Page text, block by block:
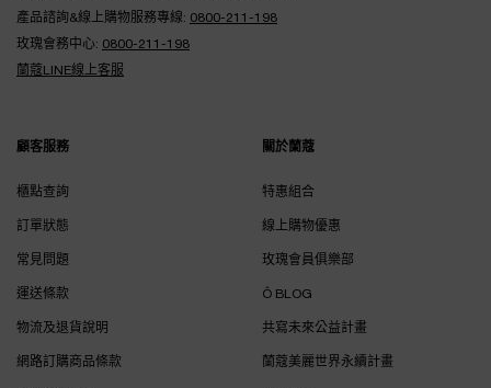
產品諮詢&線上購物服務專線: 0800-211-198
玫瑰會務中心: 0800-211-198
蘭蔻LINE線上客服
顧客服務
櫃點查詢
訂單狀態
常見問題
運送條款
物流及退貨說明
網路訂購商品條款
關於蘭蔻
特惠組合
線上購物優惠
玫瑰會員俱樂部
Ô BLOG
共寫未來公益計畫
蘭蔻美麗世界永續計畫